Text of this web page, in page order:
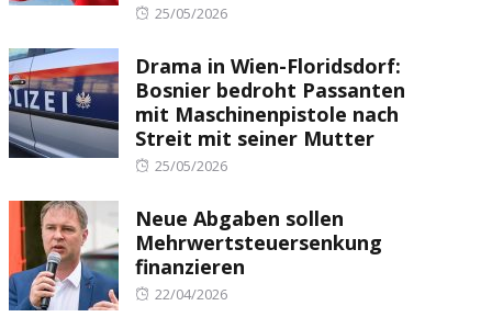
Posted
25/05/2026
Drama in Wien-Floridsdorf:
Bosnier bedroht Passanten
mit Maschinenpistole nach
Streit mit seiner Mutter
Posted
25/05/2026
Neue Abgaben sollen
Mehrwertsteuersenkung
finanzieren
Posted
22/04/2026